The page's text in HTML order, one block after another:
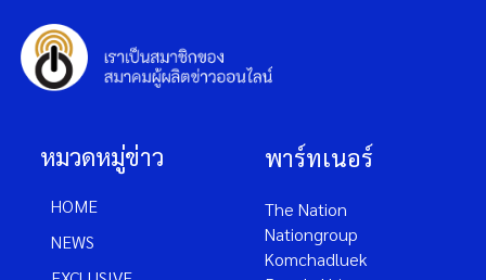
หมวดหมู่ข่าว
HOME
NEWS
พาร์ทเนอร์
The Nation
Nationgroup
Komchadluek